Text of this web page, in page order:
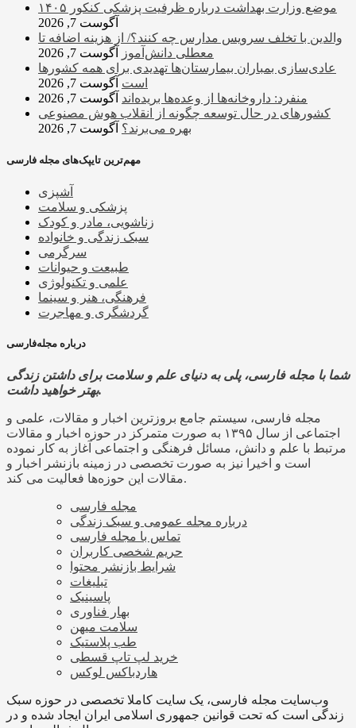
موضع وزارت بهداشت درباره ظرفیت پزشکی کنکور ۱۴۰۵
آگوست 7, 2026
والدین با تخلف سرویس مدارس چه کنند؟/ از هزینه اضافه تا
معطلی دانش‌آموز
آگوست 7, 2026
عادی‌سازی بمباران بیمارستان‌ها تهدیدی برای همه کشورها
است آگوست 7, 2026
منفرد: داروخانه‌ها از وعده‌ها بریده‌اند آگوست 7, 2026
کشورهای در حال توسعه چگونه از انقلاب هوش مصنوعی
بهره می‌برند؟ آگوست 7, 2026
مهم‌ترین تایپک‌های مجله فارسی
آشپزی
پزشکی و سلامت
زناشویی، مادر و کودک
سبک زندگی و خانواده
سرگرمی
طبیعت و حیوانات
علمی و تکنولوژی
فرهنگی، هنر و سینما
گردشگری و مهاجرت
درباره مجله‌فارسی
شما با مجله فارسی، پلی به دنیای علم و سلامت برای داشتن زندگی
بهتر خواهید داشت.
مجله فارسی، سیستم جامع بروزترین اخبار و مقالات، علمی و
اجتماعی از سال ۱۳۹۵ به صورت متمرکز در حوزه اخبار و مقالات
مرتبط با علم و دانش، مسائل فرهنگی و اجتماعی آغاز به کار نموده
است و اخیرا نیز به صورت تخصصی در زمینه بازنشر اخبار و
مقالات این حوزه‌ها فعالیت می کند.
مجله فارسی
درباره مجله عمومی و سبک زندگی
تماس با مجله فارسی
حریم شخصی کاربران
شرایط بازنشر محتوا
تبلیغات
پاسینیک
بهار فناوری
سلامت میهن
طب پلاستیک
خرید لپ تاپ قسطی
هاردباکس لوکس
وب‌سایت مجله فارسی، یک سایت کاملا تخصصی در حوزه سبک
زندگی است که تحت قوانین جمهوری اسلامی ایران ایجاد شده و در